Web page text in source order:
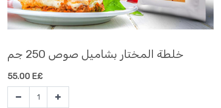
خلطة المختار بشاميل صوص 250 جم
55.00 E£